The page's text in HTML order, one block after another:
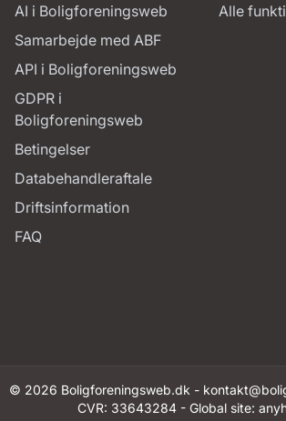
AI i Boligforeningsweb
Samarbejde med ABF
API i Boligforeningsweb
GDPR i
Boligforeningsweb
Betingelser
Databehandleraftale
Driftsinformation
FAQ
Alle
© 2026 Boligforeningsweb.dk -
CVR: 33643284 - Global site: